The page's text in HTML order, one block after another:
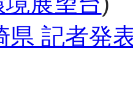
県 記者発